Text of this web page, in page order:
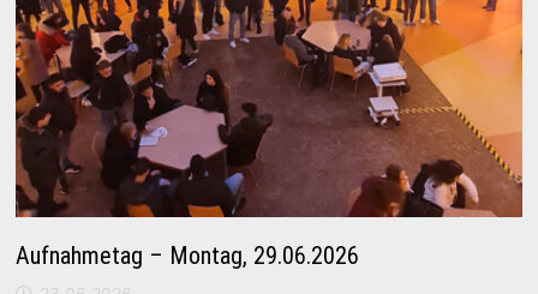
Aufnahmetag – Montag, 29.06.2026